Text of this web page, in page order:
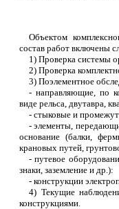
Объектом
состав работ включены
1) Проверка системы
2) Проверка
3) Поэлементное
- направляющие, по
виде рельса, двутавра,
- стыковые и
- элементы,
основание (балки,
крановых путей,
- путевое
знаки, заземление и др.):
- конструкции
4) Текущие
конструкциями.